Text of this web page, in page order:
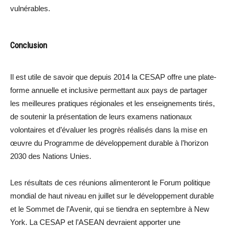
vulnérables.
Conclusion
Il est utile de savoir que depuis 2014 la CESAP offre une plate-
forme annuelle et inclusive permettant aux pays de partager
les meilleures pratiques régionales et les enseignements tirés,
de soutenir la présentation de leurs examens nationaux
volontaires et d’évaluer les progrès réalisés dans la mise en
œuvre du Programme de développement durable à l’horizon
2030 des Nations Unies.
Les résultats de ces réunions alimenteront le Forum politique
mondial de haut niveau en juillet sur le développement durable
et le Sommet de l’Avenir, qui se tiendra en septembre à New
York. La CESAP et l’ASEAN devraient apporter une